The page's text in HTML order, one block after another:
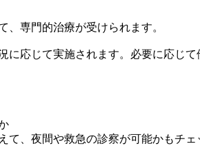
専門的治療が受けられます。
応じて実施されます。必要に応じて
て、夜間や救急の診察が可能かもチェ